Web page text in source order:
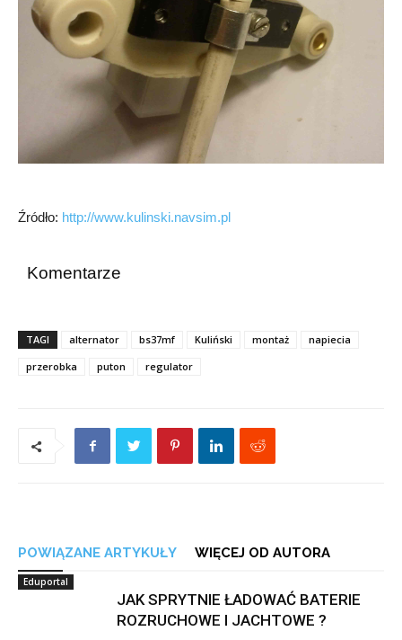
Źródło: http://www.kulinski.navsim.pl
Komentarze
TAGI alternator bs37mf Kuliński montaż
napiecia
przerobka
puton regulator
POWIĄZANE ARTYKUŁY WIĘCEJ OD AUTORA
Eduportal
JAK SPRYTNIE ŁADOWAĆ BATERIE
ROZRUCHOWE I JACHTOWE ?